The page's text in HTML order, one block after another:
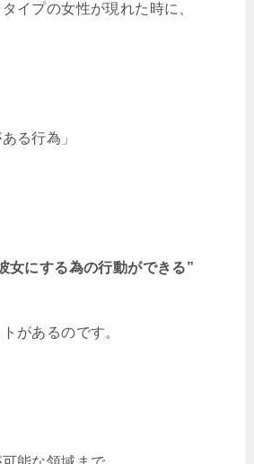
イプの女性が現れた時に、
る行為」
女にする為の行動ができる”
があるのです。